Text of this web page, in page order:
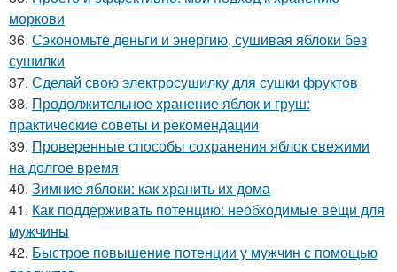
моркови
36. Сэкономьте деньги и энергию, сушивая яблоки без
сушилки
37. Сделай свою электросушилку для сушки фруктов
38. Продолжительное хранение яблок и груш:
практические советы и рекомендации
39. Проверенные способы сохранения яблок свежими
на долгое время
40. Зимние яблоки: как хранить их дома
41. Как поддерживать потенцию: необходимые вещи для
мужчины
42. Быстрое повышение потенции у мужчин с помощью